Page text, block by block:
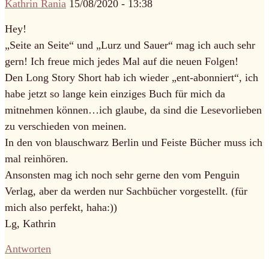
Kathrin Rania 15/08/2020 - 13:38
Hey!
„Seite an Seite“ und „Lurz und Sauer“ mag ich auch sehr
gern! Ich freue mich jedes Mal auf die neuen Folgen!
Den Long Story Short hab ich wieder „ent-abonniert“, ich
habe jetzt so lange kein einziges Buch für mich da
mitnehmen können…ich glaube, da sind die Lesevorlieben
zu verschieden von meinen.
In den von blauschwarz Berlin und Feiste Bücher muss ich
mal reinhören.
Ansonsten mag ich noch sehr gerne den vom Penguin
Verlag, aber da werden nur Sachbücher vorgestellt. (für
mich also perfekt, haha:))
Lg, Kathrin
Antworten